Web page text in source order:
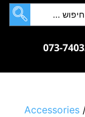
073-
Accessories